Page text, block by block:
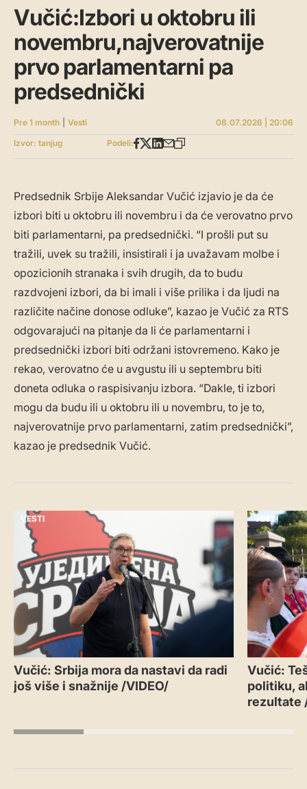
Vučić:Izbori u oktobru ili
novembru,najverovatnije
prvo parlamentarni pa
predsednički
Pre 1 month Vesti
08.07.2026 | 20:06
Izvor: tanjug
Podeli:
Predsednik Srbije Aleksandar Vučić izjavio je da će
izbori biti u oktobru ili novembru i da će verovatno prvo
biti parlamentarni, pa predsednički. “I prošli put su
tražili, uvek su tražili, insistirali i ja uvažavam molbe i
opozicionih stranaka i svih drugih, da to budu
razdvojeni izbori, da bi imali i više prilika i da ljudi na
različite načine donose odluke”, kazao je Vučić za RTS
odgovarajući na pitanje da li će parlamentarni i
predsednički izbori biti održani istovremeno. Kako je
rekao, verovatno će u avgustu ili u septembru biti
doneta odluka o raspisivanju izbora. “Dakle, ti izbori
mogu da budu ili u oktobru ili u novembru, to je to,
najverovatnije prvo parlamentarni, zatim predsednički”,
kazao je predsednik Vučić.
VESTI
Vučić: Srbija mora da nastavi da radi
još više i snažnije /VIDEO/
VESTI
Vučić:
politiku,
rezultate